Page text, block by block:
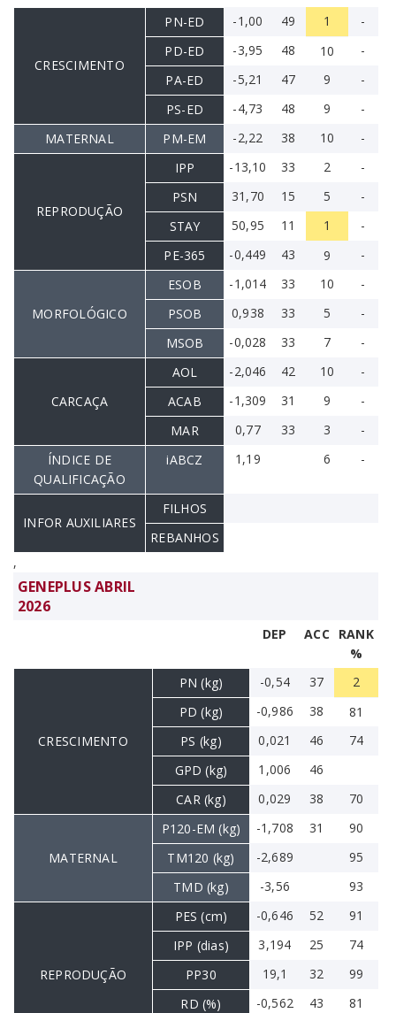
CRESCIMENTO
PN-ED -1,00 49 1
-
PD-ED
-3,95 48 10
-
PA-ED
-5,21 47 9
-
PS-ED
-4,73 48 9
-
MATERNAL
PM-EM -2,22 38 10 -
REPRODUÇÃO
IPP -13,10 33 2
-
PSN
31,70 15 5
-
STAY
50,95 11 1
-
PE-365
-0,449 43 9 -
MORFOLÓGICO
ESOB -1,014 33 10
-
PSOB
0,938 33 5
-
MSOB
-0,028 33 7 -
CARCAÇA
AOL -2,046 42 10
-
ACAB
-1,309 31 9
-
MAR
0,77 33 3
-
ÍNDICE DE
QUALIFICAÇÃO
iABCZ 1,19 6 -
INFOR AUXILIARES
FILHOS
REBANHOS
,
GENEPLUS ABRIL
2026
DEP ACC RANK
%
CRESCIMENTO
PN (kg) -0,54 37
2
PD (kg)
-0,986 38
81
PS (kg)
0,021 46
74
GPD (kg)
1,006
46
CAR (kg)
0,029 38 70
MATERNAL
P120-EM (kg) -1,708 31
90
TM120 (kg)
-2,689
95
TMD (kg)
-3,56 93
REPRODUÇÃO
PES (cm) -0,646 52
91
IPP (dias)
3,194 25
74
PP30
19,1 32
99
RD (%)
-0,562 43
81